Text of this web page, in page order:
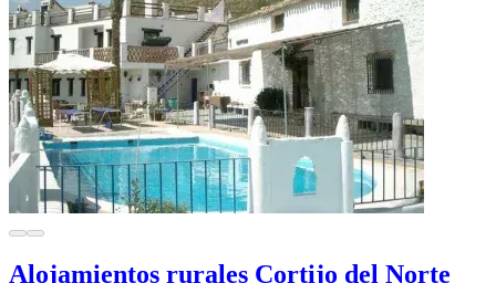
Alojamientos rurales Cortijo del Norte